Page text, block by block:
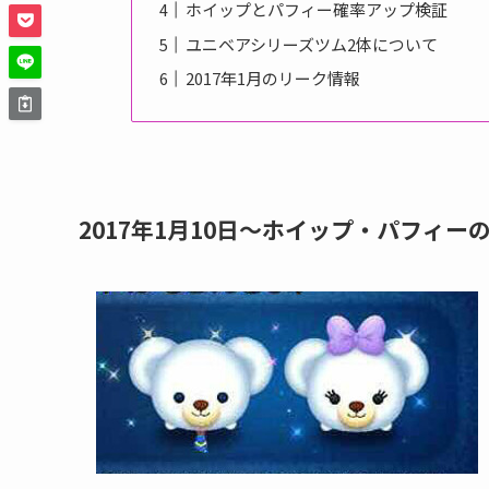
ホイップとパフィー確率アップ検証
ユニベアシリーズツム2体について
2017年1月のリーク情報
2017年1月10日〜ホイップ・パフィー